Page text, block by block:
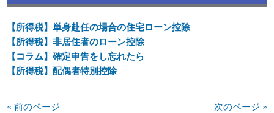
【所得税】単身赴任の場合の住宅ローン控除
【所得税】非居住者のローン控除
【コラム】確定申告をし忘れたら
【所得税】配偶者特別控除
« 前のページ 次のページ »